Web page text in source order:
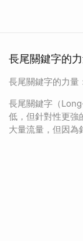
長尾關鍵字的
長尾關鍵字的力量
長尾關鍵字（
低，但針對性更強
大量流量，但因為